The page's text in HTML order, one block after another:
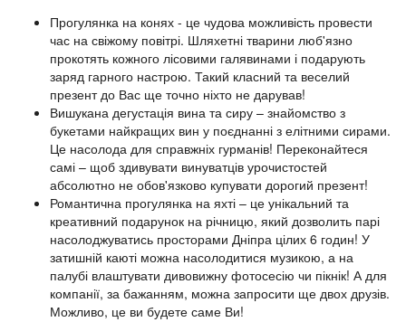
Прогулянка на конях - це чудова можливість провести
час на свіжому повітрі. Шляхетні тварини люб'язно
прокотять кожного лісовими галявинами і подарують
заряд гарного настрою. Такий класний та веселий
презент до Вас ще точно ніхто не дарував!
Вишукана дегустація вина та сиру – знайомство з
букетами найкращих вин у поєднанні з елітними сирами.
Це насолода для справжніх гурманів! Переконайтеся
самі – щоб здивувати винуватців урочистостей
абсолютно не обов'язково купувати дорогий презент!
Романтична прогулянка на яхті – це унікальний та
креативний подарунок на річницю, який дозволить парі
насолоджуватись просторами Дніпра цілих 6 годин! У
затишній каюті можна насолодитися музикою, а на
палубі влаштувати дивовижну фотосесію чи пікнік! А для
компанії, за бажанням, можна запросити ще двох друзів.
Можливо, це ви будете саме Ви!